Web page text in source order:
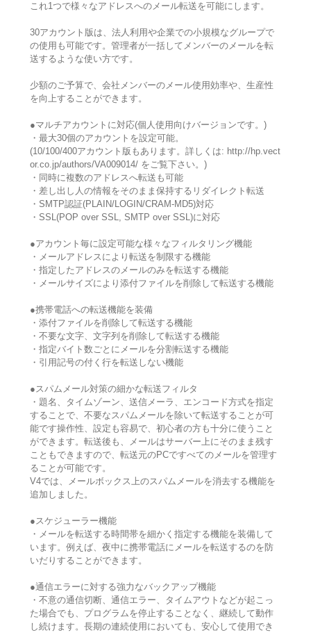
これ1つで様々なアドレスへのメール転送を可能にします。
30アカウント版は、法人利用や企業での小規模なグループで
の使用も可能です。管理者が一括してメンバーのメールを転
送するような使い方です。
少額のご予算で、会社メンバーのメール使用効率や、生産性
を向上することができます。
●マルチアカウントに対応(個人使用向けバージョンです。)
・最大30個のアカウントを設定可能。
(10/100/400アカウント版もあります。詳しくは: http://hp.vect
or.co.jp/authors/VA009014/ をご覧下さい。)
・同時に複数のアドレスへ転送も可能
・差し出し人の情報をそのまま保持するリダイレクト転送
・SMTP認証(PLAIN/LOGIN/CRAM-MD5)対応
・SSL(POP over SSL, SMTP over SSL)に対応
●アカウント毎に設定可能な様々なフィルタリング機能
・メールアドレスにより転送を制限する機能
・指定したアドレスのメールのみを転送する機能
・メールサイズにより添付ファイルを削除して転送する機能
●携帯電話への転送機能を装備
・添付ファイルを削除して転送する機能
・不要な文字、文字列を削除して転送する機能
・指定バイト数ごとにメールを分割転送する機能
・引用記号の付く行を転送しない機能
●スパムメール対策の細かな転送フィルタ
・題名、タイムゾーン、送信メーラ、エンコード方式を指定
することで、不要なスパムメールを除いて転送することが可
能です操作性、設定も容易で、初心者の方も十分に使うこと
ができます。転送後も、メールはサーバー上にそのまま残す
こともできますので、転送元のPCですべてのメールを管理す
ることが可能です。
V4では、メールボックス上のスパムメールを消去する機能を
追加しました。
●スケジューラー機能
・メールを転送する時間帯を細かく指定する機能を装備して
います。例えば、夜中に携帯電話にメールを転送するのを防
いだりすることができます。
●通信エラーに対する強力なバックアップ機能
・不意の通信切断、通信エラー、タイムアウトなどが起こっ
た場合でも、プログラムを停止することなく、継続して動作
し続けます。長期の連続使用においても、安心して使用でき